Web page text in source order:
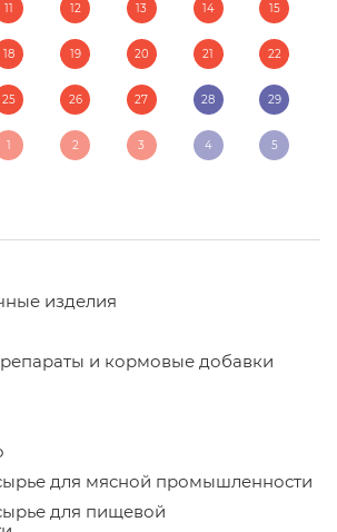
12 13 14 15
18 19 20 21 22
25 26 27 28 29
2 3 4 5
изделия
и кормовые добавки
для мясной промышленности
для пищевой